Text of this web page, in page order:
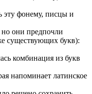
эту фонему, писцы и
они предпочли
существующих букв):
комбинация из букв
напоминает латинское